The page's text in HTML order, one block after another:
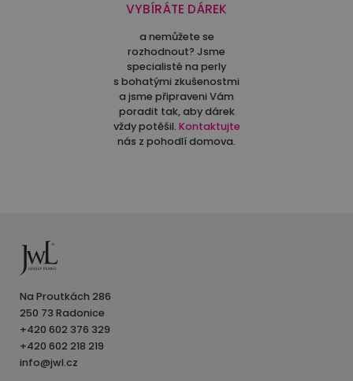
VYBÍRÁTE DÁREK
a nemůžete se
rozhodnout? Jsme
specialisté na perly
s bohatými zkušenostmi
a jsme připraveni Vám
poradit tak, aby dárek
vždy potěšil. Kontaktujte
nás z pohodlí domova.
Na Proutkách 286
250 73 Radonice
+420 602 376 329
+420 602 218 219
info@jwl.cz